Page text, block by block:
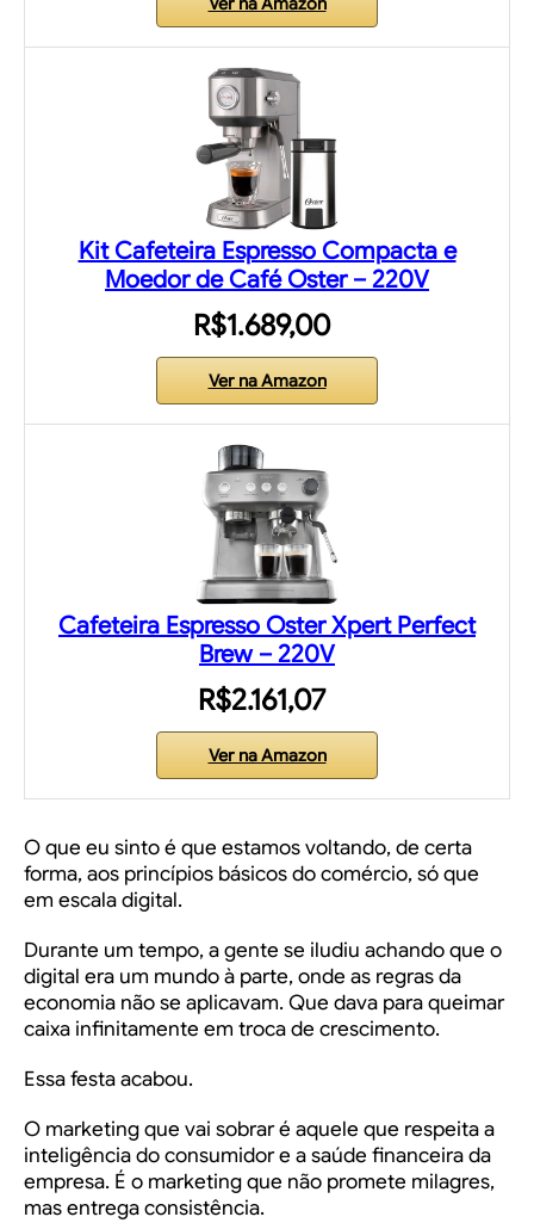
Kit Cafeteira Espresso Compacta e
Moedor de Café Oster – 220V
R$1.689,00
Ver na Amazon
Cafeteira Espresso Oster Xpert Perfect
Brew – 220V
R$2.161,07
Ver na Amazon
O que eu sinto é que estamos voltando, de certa
forma, aos princípios básicos do comércio, só que
em escala digital.
Durante um tempo, a gente se iludiu achando que o
digital era um mundo à parte, onde as regras da
economia não se aplicavam. Que dava para queimar
caixa infinitamente em troca de crescimento.
Essa festa acabou.
O marketing que vai sobrar é aquele que respeita a
inteligência do consumidor e a saúde financeira da
empresa. É o marketing que não promete milagres,
mas entrega consistência.